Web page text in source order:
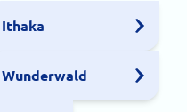
Ithaka
Wunderwald